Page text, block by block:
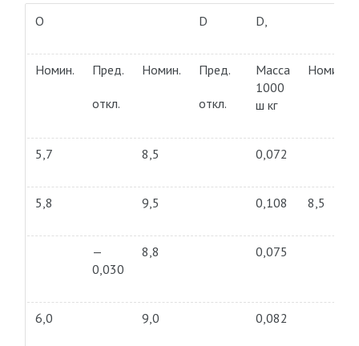
О D D,
Номин. Пред.
откл.
Номин. Пред.
откл.
Масса
1000
ш кг
Номин.
5,7 8,5 0,072
5,8 9,5 0,108 8,5
—
0,030
8,8 0,075
6,0 9,0 0,082